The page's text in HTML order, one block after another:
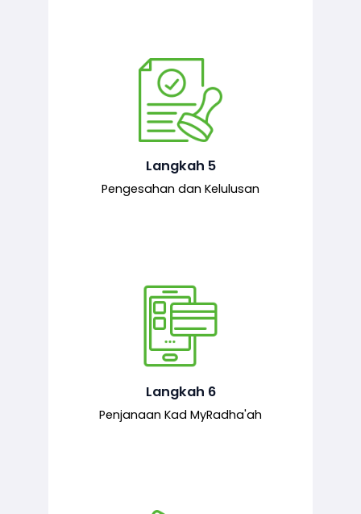
Langkah 5
Pengesahan dan Kelulusan
Pegawai pelulus menilai permohonan
dan memberi pengesahan serta
kelulusan akhir sekiranya semuanya
mematuhi syarat ditetapkan.
Langkah 6
Penjanaan Kad MyRadha'ah
Setelah permohonan diluluskan, kad
MyRadha’ah akan dijana.